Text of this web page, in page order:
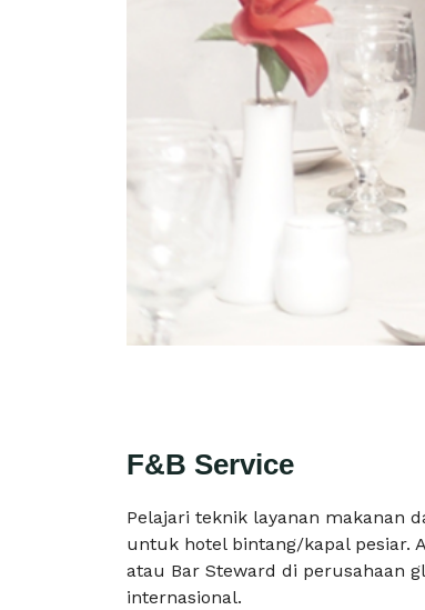
F&B Service
Pelajari teknik layanan makanan
untuk hotel bintang/kapal pesiar.
atau Bar Steward di perusahaan
internasional.